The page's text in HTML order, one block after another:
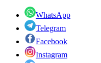
WhatsApp
Telegram
Facebook
Instagram